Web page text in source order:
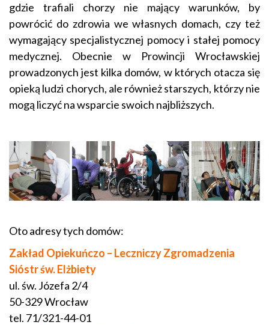
gdzie trafiali chorzy nie mający warunków, by
powrócić do zdrowia we własnych domach, czy też
wymagający specjalistycznej pomocy i stałej pomocy
medycznej. Obecnie w Prowincji Wrocławskiej
prowadzonych jest kilka domów, w których otacza się
opieką ludzi chorych, ale również starszych, którzy nie
mogą liczyć na wsparcie swoich najbliższych.
Oto adresy tych domów:
Zakład Opiekuńczo – Leczniczy Zgromadzenia
Sióstr św. Elżbiety
ul. św. Józefa 2/4
50-329 Wrocław
tel. 71/321-44-01